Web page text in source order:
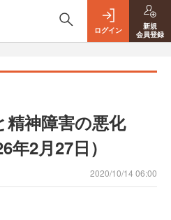
ログイン
新規
会員登録
精神障害の悪化
年2月27日）
2020/10/14 06:00